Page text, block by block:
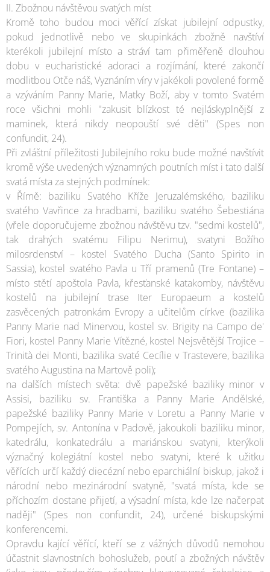
II. Zbožnou návštěvou svatých míst
Kromě toho budou moci věřící získat jubilejní odpustky,
pokud jednotlivě nebo ve skupinkách zbožně navštíví
kterékoli jubilejní místo a stráví tam přiměřeně dlouhou
dobu v eucharistické adoraci a rozjímání, které zakončí
modlitbou Otče náš, Vyznáním víry v jakékoli povolené formě
a vzýváním Panny Marie, Matky Boží, aby v tomto Svatém
roce všichni mohli "zakusit blízkost té nejláskyplnější z
maminek, která nikdy neopouští své děti" (Spes non
confundit, 24).
Při zvláštní příležitosti Jubilejního roku bude možné navštívit
kromě výše uvedených významných poutních míst i tato další
svatá místa za stejných podmínek:
v Římě: baziliku Svatého Kříže Jeruzalémského, baziliku
svatého Vavřince za hradbami, baziliku svatého Šebestiána
(vřele doporučujeme zbožnou návštěvu tzv. "sedmi kostelů",
tak drahých svatému Filipu Nerimu), svatyni Božího
milosrdenství – kostel Svatého Ducha (Santo Spirito in
Sassia), kostel svatého Pavla u Tří pramenů (Tre Fontane) –
místo stětí apoštola Pavla, křesťanské katakomby, návštěvu
kostelů na jubilejní trase Iter Europaeum a kostelů
zasvěcených patronkám Evropy a učitelům církve (bazilika
Panny Marie nad Minervou, kostel sv. Brigity na Campo de'
Fiori, kostel Panny Marie Vítězné, kostel Nejsvětější Trojice –
Trinità dei Monti, bazilika svaté Cecílie v Trastevere, bazilika
svatého Augustina na Martově poli);
na dalších místech světa: dvě papežské baziliky minor v
Assisi, baziliku sv. Františka a Panny Marie Andělské,
papežské baziliky Panny Marie v Loretu a Panny Marie v
Pompejích, sv. Antonína v Padově, jakoukoli baziliku minor,
katedrálu, konkatedrálu a mariánskou svatyni, kterýkoli
význačný kolegiátní kostel nebo svatyni, které k užitku
věřících určí každý diecézní nebo eparchiální biskup, jakož i
národní nebo mezinárodní svatyně, "svatá místa, kde se
příchozím dostane přijetí, a výsadní místa, kde lze načerpat
naději" (Spes non confundit, 24), určené biskupskými
konferencemi.
Opravdu kající věřící, kteří se z vážných důvodů nemohou
účastnit slavnostních bohoslužeb, poutí a zbožných návštěv